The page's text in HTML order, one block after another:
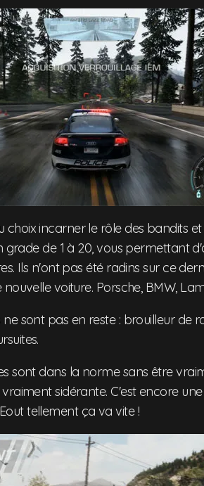
choix incarner le rôle des bandits
grade de 1 à 20, vous permettant
Ils n'ont pas été radins sur ce
voiture. Porsche, BMW,
ne sont pas en reste : brouilleur de
sont dans la norme sans être
sidérante. C'est encore
tellement ça va vite !